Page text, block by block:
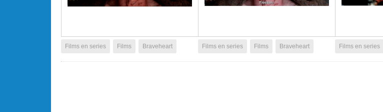
Films en series Films Braveheart Films en series Films Braveheart Films en series